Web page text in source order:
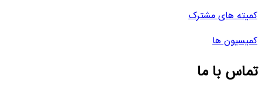
کمیته های مشترک
کمیسیون ها
تماس با ما